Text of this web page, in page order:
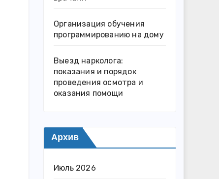
Организация обучения
программированию на дому
Выезд нарколога:
показания и порядок
проведения осмотра и
оказания помощи
Архив
Июль 2026